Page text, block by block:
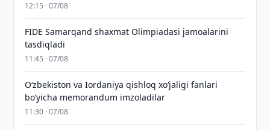
12:15 · 07/08
FIDE Samarqand shaxmat Olimpiadasi jamoalarini
tasdiqladi
11:45 · 07/08
Oʻzbekiston va Iordaniya qishloq xoʻjaligi fanlari
boʻyicha memorandum imzoladilar
11:30 · 07/08